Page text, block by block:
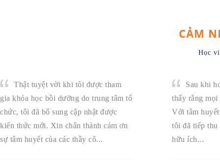
CẢM
Học
Thật tuyệt vời khi tôi được tham
gia khóa học bồi dưỡng do trung tâm tổ
chức, tôi đã bổ sung cập nhật được
kiến thức mới. Xin chân thành cảm ơn
sự tâm huyết của các thầy cô...
Sau khi
thấy rằng
Với tâm
tôi đã tiếp
hữu ích...